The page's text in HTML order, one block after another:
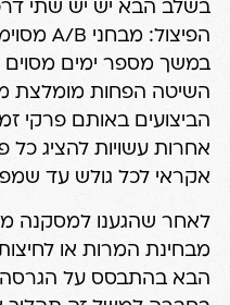
בשלב הבא יש יש שתי
השיטה הפחות מומלצת
הביצועים באותם פרקי
אחרות עשויות להציג
אקראי לכל גולש עד
לאחר שהגענו למסקנה
מבחינת המרות או
הבא בהתבסס על הגרסה